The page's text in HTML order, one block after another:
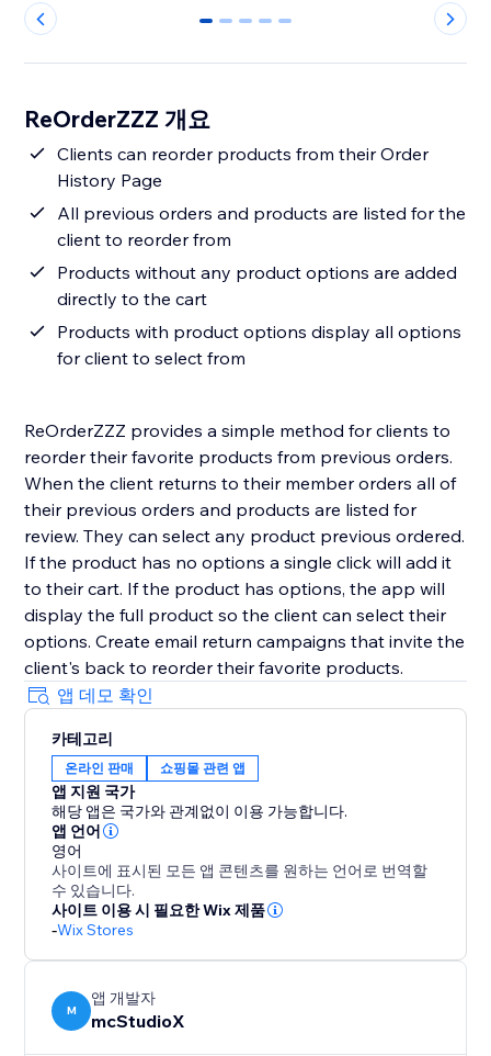
0 1 2 3 4
ReOrderZZZ 개요
Clients can reorder products from their Order
History Page
All previous orders and products are listed for the
client to reorder from
Products without any product options are added
directly to the cart
Products with product options display all options
for client to select from
ReOrderZZZ provides a simple method for clients to
reorder their favorite products from previous orders.
When the client returns to their member orders all of
their previous orders and products are listed for
review. They can select any product previous ordered.
If the product has no options a single click will add it
to their cart. If the product has options, the app will
display the full product so the client can select their
options. Create email return campaigns that invite the
client's back to reorder their favorite products.
앱 데모 확인
카테고리
온라인 판매 쇼핑몰 관련 앱
앱 지원 국가
해당 앱은 국가와 관계없이 이용 가능합니다.
앱 언어
영어
사이트에 표시된 모든 앱 콘텐츠를 원하는 언어로 번역할
수 있습니다.
사이트 이용 시 필요한 Wix 제품
-Wix Stores
M
앱 개발자
mcStudioX